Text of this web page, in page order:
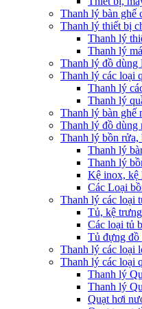
Thanh lý bàn ghế
Thanh lý thiết bị
Thanh lý
Thanh lý
Thanh lý đồ dùng
Thanh lý các loại
Thanh lý
Thanh lý
Thanh lý bàn ghế
Thanh lý đồ dùng
Thanh lý bồn rửa,
Thanh lý
Thanh lý
Kệ inox, kệ
Các Loại
Thanh lý các loại
Tủ, kệ
Các loại tủ
Tủ đựng đồ
Thanh lý các loại
Thanh lý các loại
Thanh lý
Thanh lý
Quạt hơi